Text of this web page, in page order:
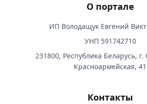
О портале
ИП Володащук Евгений
УНП 591742710
231800, Республика Беларусь,
Красноармейская, 41
Контакты